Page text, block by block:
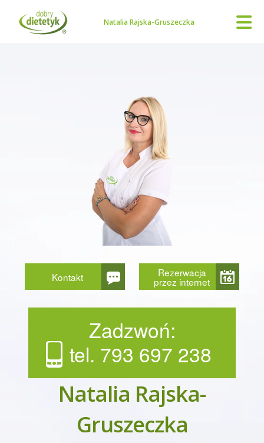
Natalia Rajska-Gruszeczka
Kontakt Rezerwacja
przez internet
Zadzwoń:
tel. 793 697 238
Natalia Rajska-
Gruszeczka